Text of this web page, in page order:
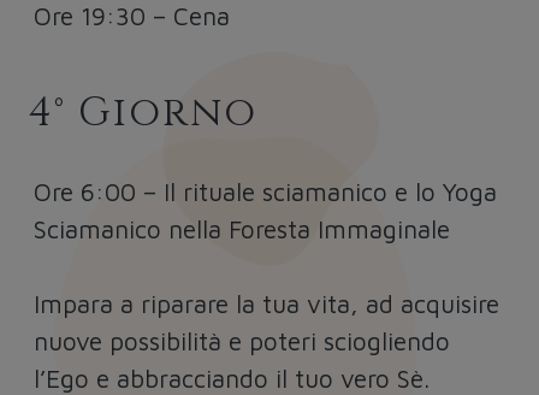
Ore 19:30 – Cena
4° Giorno
Ore 6:00 – Il rituale sciamanico e lo Yoga
Sciamanico nella Foresta Immaginale
Impara a riparare la tua vita, ad acquisire
nuove possibilità e poteri sciogliendo
l’Ego e abbracciando il tuo vero Sè.